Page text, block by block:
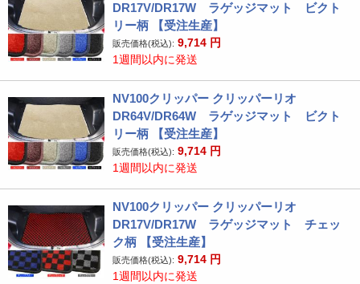
DR17V/DR17W ラゲッジマット ビクト
リー柄 【受注生産】
販売価格(税込): 9,714 円
1週間以内に発送
NV100クリッパー クリッパーリオ
DR64V/DR64W ラゲッジマット ビクト
リー柄 【受注生産】
販売価格(税込): 9,714 円
1週間以内に発送
NV100クリッパー クリッパーリオ
DR17V/DR17W ラゲッジマット チェッ
ク柄 【受注生産】
販売価格(税込): 9,714 円
1週間以内に発送